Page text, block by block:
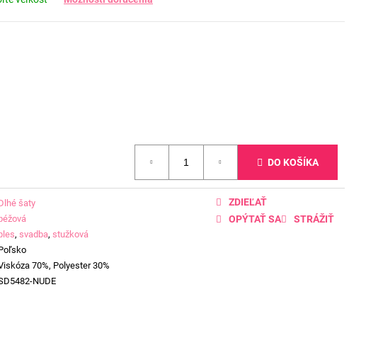
DO KOŠÍKA
šaty
, svadba, stužková
70%, Polyester 30%
NUDE
OPÝTAŤ SA STRÁŽIŤ
ZDIEĽAŤ